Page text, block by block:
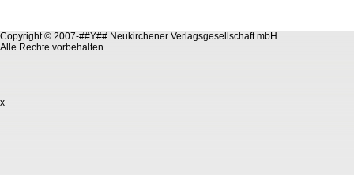
Copyright © 2007-##Y## Neukirchener Verlagsgesellschaft mbH
Alle Rechte vorbehalten.
x